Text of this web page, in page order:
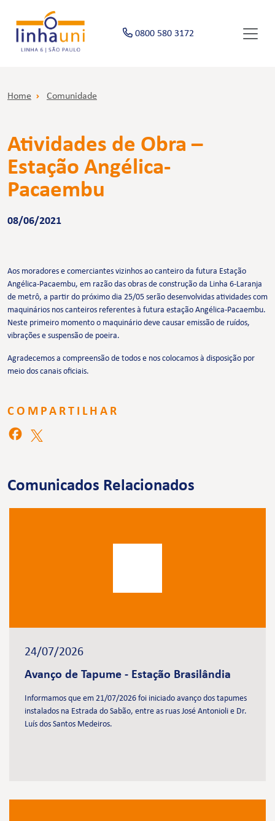
0800 580 3172
Home Comunidade
Atividades de Obra –
Estação Angélica-
Pacaembu
08/06/2021
Aos moradores e comerciantes vizinhos ao canteiro da futura Estação
Angélica-Pacaembu, em razão das obras de construção da Linha 6-Laranja
de metrô, a partir do próximo dia 25/05 serão desenvolvidas atividades com
maquinários nos canteiros referentes à futura estação Angélica-Pacaembu.
Neste primeiro momento o maquinário deve causar emissão de ruídos,
vibrações e suspensão de poeira.
Agradecemos a compreensão de todos e nos colocamos à disposição por
meio dos canais oficiais.
COMPARTILHAR
Comunicados Relacionados
24/07/2026
Avanço de Tapume - Estação Brasilândia
Informamos que em 21/07/2026 foi iniciado avanço dos tapumes
instalados na Estrada do Sabão, entre as ruas José Antonioli e Dr.
Luís dos Santos Medeiros.